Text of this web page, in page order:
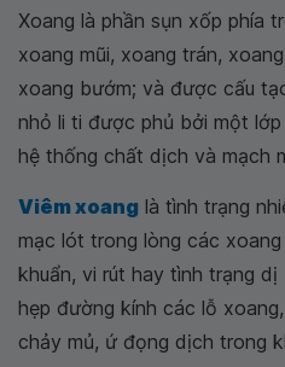
Xoang là phần sụn xốp phía
xoang mũi, xoang trán,
xoang bướm; và được cấu
nhỏ li ti được phủ bởi một
hệ thống chất dịch và mạch
Viêm xoang là tình trạng
mạc lót trong lòng các
khuẩn, vi rút hay tình trạng
hẹp đường kính các lỗ
chảy mủ, ứ đọng dịch trong